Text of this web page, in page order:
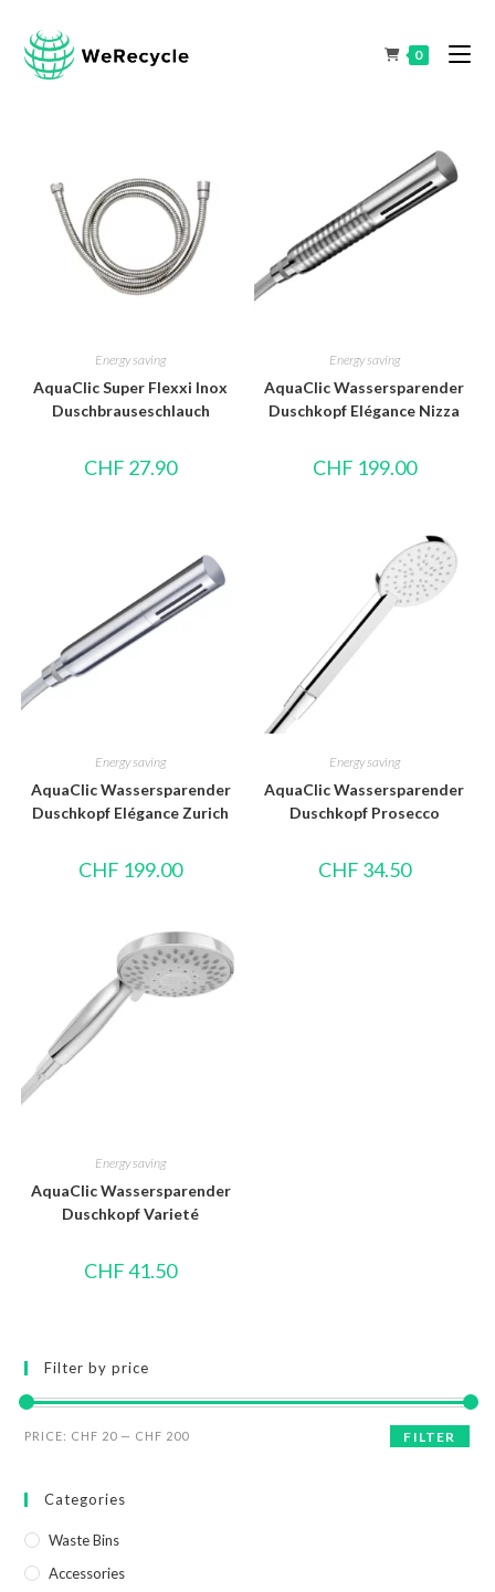
0
Energy saving
AquaClic Super Flexxi Inox
Duschbrauseschlauch
CHF 27.90
Energy saving
AquaClic Wassersparender
Duschkopf Elégance Nizza
CHF 199.00
Energy saving
AquaClic Wassersparender
Duschkopf Elégance Zurich
CHF 199.00
Energy saving
AquaClic Wassersparender
Duschkopf Prosecco
CHF 34.50
Energy saving
AquaClic Wassersparender
Duschkopf Varieté
CHF41.50
Filter by price
FILTER
PRICE: CHF 20 — CHF 200
Categories
Waste Bins
Accessories